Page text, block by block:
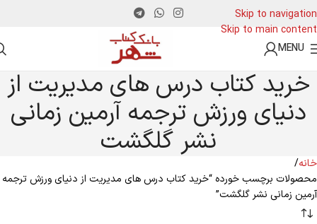
Skip to navigation
Skip to main content
MENU
خرید کتاب درس های مدیریت از
دنیای ورزش ترجمه آرمین زمانی
نشر گلگشت
خانه
محصولات برچسب خورده “خرید کتاب درس های مدیریت از دنیای ورزش ترجمه
آرمین زمانی نشر گلگشت”